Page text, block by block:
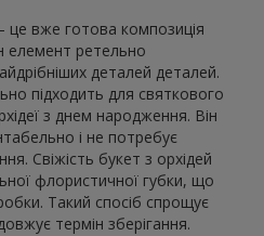
це вже готова композиція
елемент ретельно
деталей деталей.
підходить для святкового
з днем народження. Він
і не потребує
Свіжість букет з орхідей
флористичної губки, що
Такий спосіб спрощує
термін зберігання.